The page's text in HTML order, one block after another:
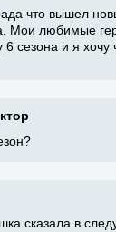
что вышел
Мои любимые
6 сезона и я хочу
сказала в